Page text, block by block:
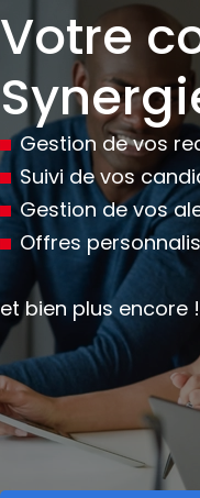
Nous vous
votre recherche,
mesure pour
atteindre vos
Votre
Gestion de vos
Suivi de vos
Gestion de vos
Offres
et bien plus encore !